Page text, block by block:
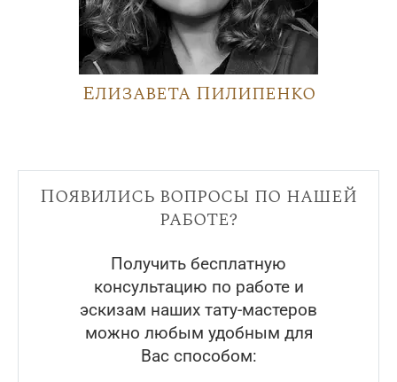
Елизавета Пилипенко
Появились вопросы по нашей
работе?
Получить бесплатную
консультацию по работе и
эскизам наших тату-мастеров
можно любым удобным для
Вас способом: